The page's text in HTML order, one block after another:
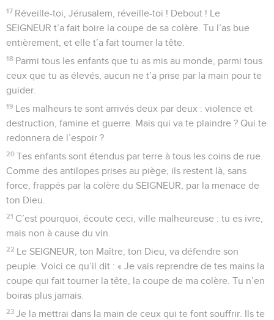
17 Réveille-toi, Jérusalem, réveille-toi ! Debout ! Le
SEIGNEUR t’a fait boire la coupe de sa colère. Tu l’as bue
entièrement, et elle t’a fait tourner la tête.
18 Parmi tous les enfants que tu as mis au monde, parmi tous
ceux que tu as élevés, aucun ne t’a prise par la main pour te
guider.
19 Les malheurs te sont arrivés deux par deux : violence et
destruction, famine et guerre. Mais qui va te plaindre ? Qui te
redonnera de l’espoir ?
20 Tes enfants sont étendus par terre à tous les coins de rue.
Comme des antilopes prises au piège, ils restent là, sans
force, frappés par la colère du SEIGNEUR, par la menace de
ton Dieu.
21 C’est pourquoi, écoute ceci, ville malheureuse : tu es ivre,
mais non à cause du vin.
22 Le SEIGNEUR, ton Maître, ton Dieu, va défendre son
peuple. Voici ce qu’il dit : « Je vais reprendre de tes mains la
coupe qui fait tourner la tête, la coupe de ma colère. Tu n’en
boiras plus jamais.
23 Je la mettrai dans la main de ceux qui te font souffrir. Ils te